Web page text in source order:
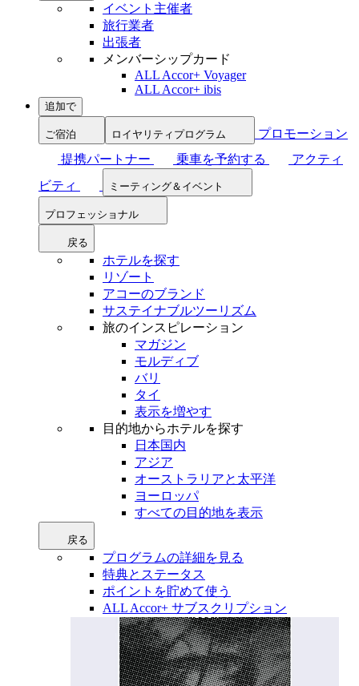
イベント主催者
旅行業者
出張者
メンバーシップカード
ALL Accor+ Voyager
ALL Accor+ ibis
追加で
ご宿泊 ロイヤリティプログラム
プロモーション
提携パートナー
乗車を予約する
アクティ
ビティ
ミーティング＆イベント
プロフェッショナル
戻る
ホテルを探す
リゾート
アコーのブランド
サステイナブルツーリズム
旅のインスピレーション
マガジン
モルディブ
バリ
タイ
表示を増やす
目的地からホテルを探す
日本国内
アジア
オーストラリアと太平洋
ヨーロッパ
すべての目的地を表示
戻る
プログラムの詳細を見る
特典とステータス
ポイントを貯めて使う
ALL Accor+ サブスクリプション